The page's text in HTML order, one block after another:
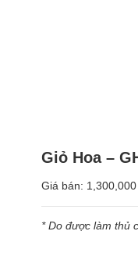
Giỏ Hoa –
Giá bán:
* Do được làm thủ